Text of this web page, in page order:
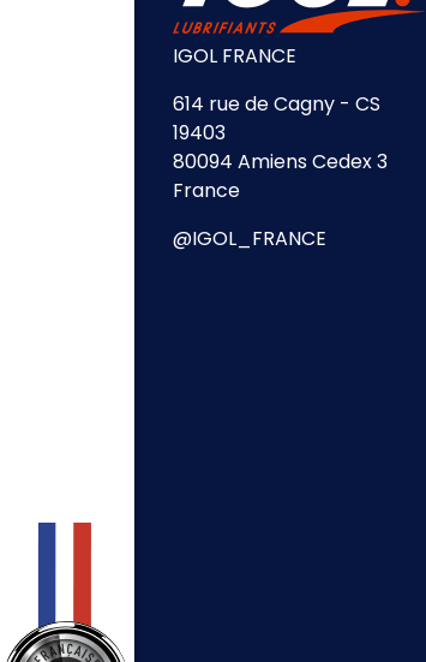
IGOL FRANCE
614 rue de Cagny - CS
19403
80094 Amiens Cedex 3
France
@IGOL_FRANCE